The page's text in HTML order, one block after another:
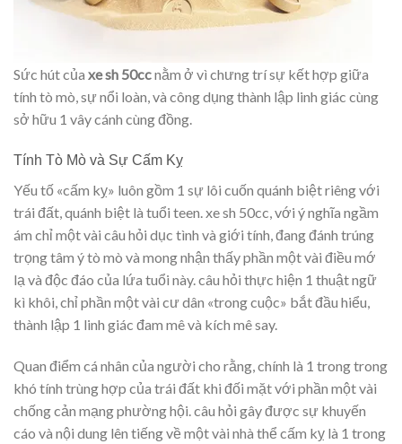
Sức hút của xe sh 50ccnằm ở vì chưng trí sự kết hợp giữa
tính tò mò, sự nổi loàn, và công dụng thành lập linh giác cùng
sở hữu 1 vây cánh cùng đồng.
Tính Tò Mò và Sự Cấm Kỵ
Yếu tố «cấm kỵ» luôn gồm 1 sự lôi cuốn quánh biệt riêng với
trái đất, quánh biệt là tuổi teen. xe sh 50cc, với ý nghĩa ngầm
ám chỉ một vài câu hỏi dục tình và giới tính, đang đánh trúng
trọng tâm ý tò mò và mong nhận thấy phần một vài điều mớ
lạ và độc đáo của lứa tuổi này. câu hỏi thực hiện 1 thuật ngữ
kì khôi, chỉ phần một vài cư dân «trong cuộc» bắt đầu hiểu,
thành lập 1 linh giác đam mê và kích mê say.
Quan điểm cá nhân của người cho rằng, chính là 1 trong trong
khó tính trùng hợp của trái đất khi đối mặt với phần một vài
chống cản mạng phường hội. câu hỏi gây được sự khuyến
cáo và nội dung lên tiếng về một vài nhà thể cấm kỵ là 1 trong